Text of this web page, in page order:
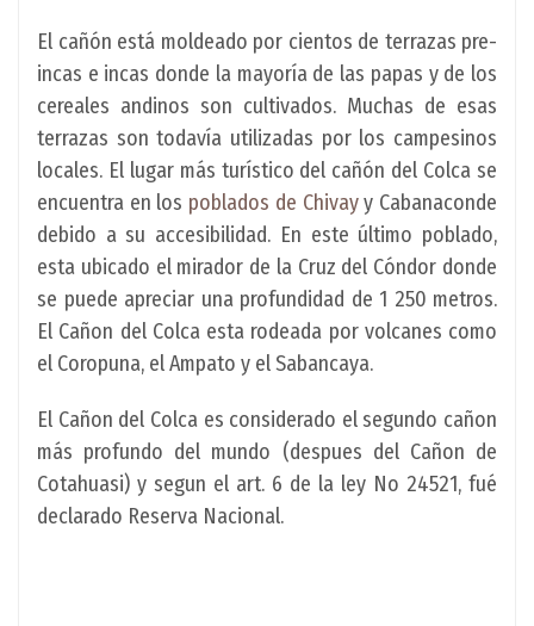
El cañón está moldeado por cientos de terrazas pre-
incas e incas donde la mayoría de las papas y de los
cereales andinos son cultivados. Muchas de esas
terrazas son todavía utilizadas por los campesinos
locales. El lugar más turístico del cañón del Colca se
encuentra en los poblados de Chivayy Cabanaconde
debido a su accesibilidad. En este último poblado,
esta ubicado el mirador de la Cruz del Cóndor donde
se puede apreciar una profundidad de 1 250 metros.
El Cañon del Colca esta rodeada por volcanes como
el Coropuna, el Ampato y el Sabancaya.
El Cañon del Colca es considerado el segundo cañon
más profundo del mundo (despues del Cañon de
Cotahuasi) y segun el art. 6 de la ley No 24521, fué
declarado Reserva Nacional.